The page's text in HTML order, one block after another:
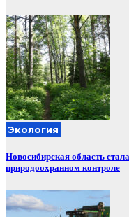
Экология
Новосибирская область
природоохранном контроле